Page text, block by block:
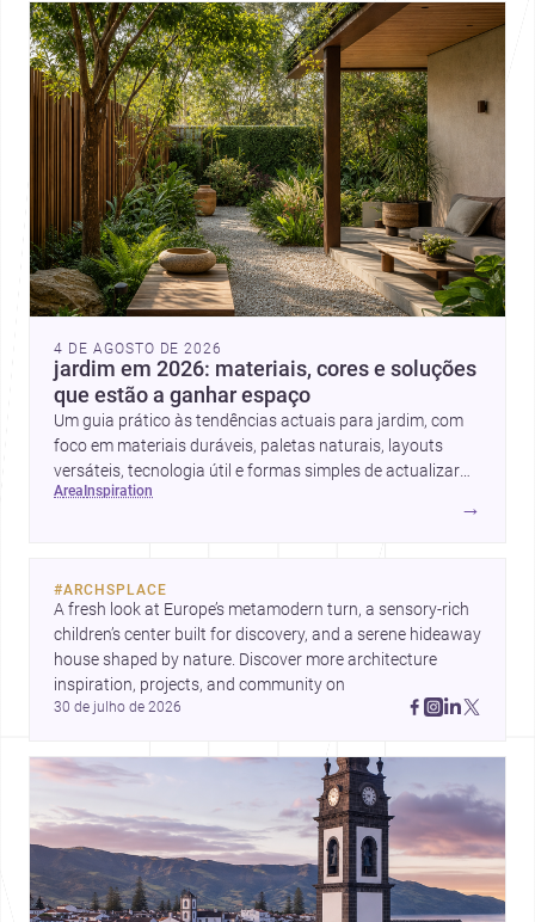
4 DE AGOSTO DE 2026
jardim em 2026: materiais, cores e soluções
que estão a ganhar espaço
Um guia prático às tendências actuais para jardim, com
foco em materiais duráveis, paletas naturais, layouts
versáteis, tecnologia útil e formas simples de actualizar
sem obras totais.
area inspiration
→
#ARCHSPLACE
A fresh look at Europe’s metamodern turn, a sensory-rich
children’s center built for discovery, and a serene hideaway
house shaped by nature. Discover more architecture
30 de julho de 2026